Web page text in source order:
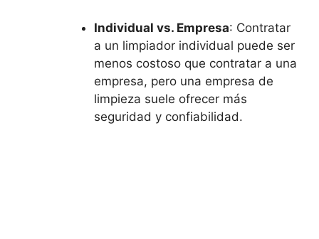
Individual vs. Empresa: Contratar
a un limpiador individual puede ser
menos costoso que contratar a una
empresa, pero una empresa de
limpieza suele ofrecer más
seguridad y confiabilidad.